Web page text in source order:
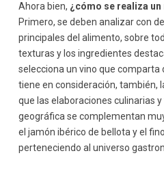
Ahora bien, ¿cómo se realiza
Primero, se deben analizar con
principales del alimento, sobre
texturas y los ingredientes
selecciona un vino que comparta
tiene en consideración, también,
que las elaboraciones culinarias
geográfica se complementan
el jamón ibérico de bellota y el
perteneciendo al universo